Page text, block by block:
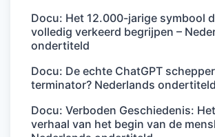
Docu: Het 12.000-jarige symbool
volledig verkeerd begrijpen –
ondertiteld
Docu: De echte ChatGPT
terminator? Nederlands ondertiteld
Docu: Verboden Geschiedenis:
verhaal van het begin van de